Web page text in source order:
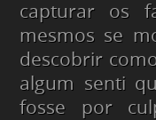
capturar os
mesmos se
descobrir
algum senti
fosse por